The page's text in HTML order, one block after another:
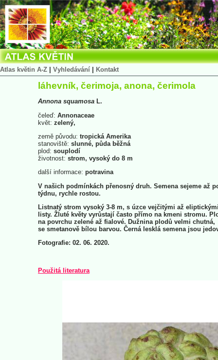
Atlas květin A-Z Vyhledávání Kontakt
láhevník, čerimoja, anona, čerimola
Annona squamosa L.
čeleď: Annonaceae
květ: zelený,
země původu: tropická Amerika
stanoviště: slunné, půda běžná
plod: souplodí
životnost: strom, vysoký do 8 m
další informace: potravina
V našich podmínkách přenosný druh. Semena sejeme až
týdnu, rychle rostou.
Listnatý strom vysoký 3-8 m, s úzce vejčitými až
listy. Žluté květy vyrůstají často přímo na kmeni stromu.
na povrchu zelené až fialové. Dužnina plodů velmi chutná,
se smetanově bílou barvou. Černá lesklá semena jsou
Fotografie: 02. 06. 2020.
Použitá literatura